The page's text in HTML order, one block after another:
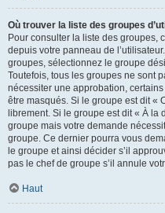
Où trouver la liste des groupes
Pour consulter la liste des groupes,
depuis votre panneau de
groupes, sélectionnez le groupe
Toutefois, tous les groupes ne sont
nécessiter une approbation,
être masqués. Si le groupe est dit «
librement. Si le groupe est dit « À la
groupe mais votre demande
groupe. Ce dernier pourra vous
le groupe et ainsi décider s’il
pas le chef de groupe s’il annule
Haut